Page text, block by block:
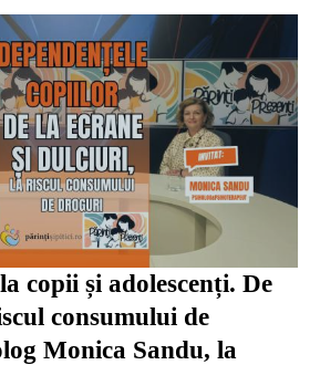
copii și adolescenți. De
consumului de
Monica Sandu, la